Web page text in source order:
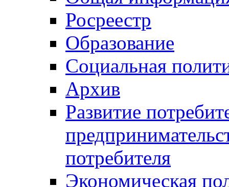
Росреестр
Образование
Социальная
Архив
Развитие
потребителя
Экономическая